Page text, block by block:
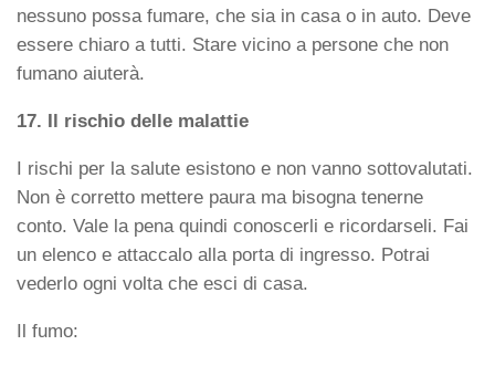
nessuno possa fumare, che sia in casa o in auto. Deve
essere chiaro a tutti. Stare vicino a persone che non
fumano aiuterà.
17. Il rischio delle malattie
I rischi per la salute esistono e non vanno sottovalutati.
Non è corretto mettere paura ma bisogna tenerne
conto. Vale la pena quindi conoscerli e ricordarseli. Fai
un elenco e attaccalo alla porta di ingresso. Potrai
vederlo ogni volta che esci di casa.
Il fumo: